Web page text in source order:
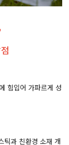
힘입어 가파르게 성
틱과 친환경 소재 개